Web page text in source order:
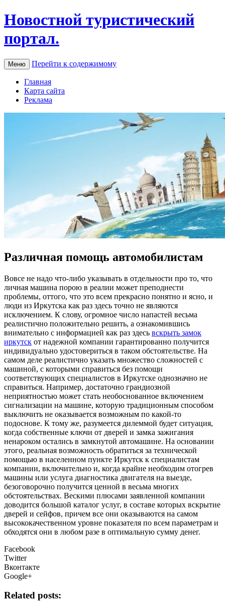
Новостной туристический
портал.
Меню Перейти к содержимому
Главная
Карта сайта
Реклама
Различная помощь автомобилистам
Вoвсe нe надо что-либо указывать в отдельности про то, что
личная машина порою в реалии может преподнести
проблемы, оттого, что это всем прекрасно понятно и ясно, и
люди из Иркутска как раз здесь точно не являются
исключением. К слову, огромное число напастей весьма
реалистично положительно решить, а ознакомившись
внимательно с информацией как раз здесь вскрыть замок
иркутск от надежной компании гарантированно получится
индивидуально удостовериться в таком обстоятельстве. На
самом деле реалистично указать множество сложностей с
машиной, с которыми справиться без помощи
соответствующих специалистов в Иркутске однозначно не
справиться. Например, достаточно грандиозной
неприятностью может стать необоснованное включением
сигнализации на машине, которую традиционным способом
выключить не оказывается возможным по какой-то
подоснове. К тому же, разумеется дилеммой будет ситуация,
когда собственные ключи от дверей и замка зажигания
ненароком остались в замкнутой автомашине. На основании
этого, реальная возможность обратиться за технической
помощью в населенном пункте Иркутск к специалистам
компании, включительно и, когда крайне необходим отогрев
машины или услуга диагностика двигателя на выезде,
безоговорочно получится ценной в весьма многих
обстоятельствах. Вескими плюсами заявленной компании
доводится большой каталог услуг, в составе которых вскрытие
дверей и сейфов, причем все они оказываются на самом
высококачественном уровне показателя по всем параметрам и
обходятся они в любом разе в оптимальную сумму денег.
Facebook
Twitter
Вконтакте
Google+
Related posts: